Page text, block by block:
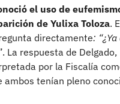
el uso de
de Yulixa Toloza.
directamente:
La respuesta de Delgado,
por la Fiscalía
ambos tenían pleno